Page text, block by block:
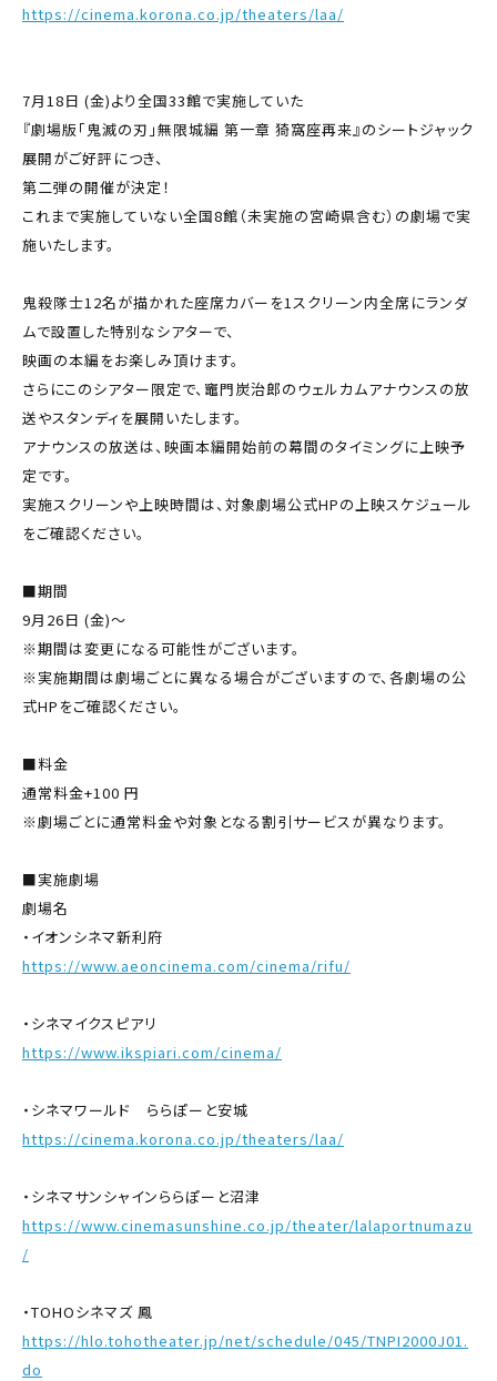
https://cinema.korona.co.jp/theaters/laa/
7月18日 (金)より全国33館で実施していた
『劇場版「鬼滅の刃」無限城編 第一章 猗窩座再来』のシートジャック
展開がご好評につき、
第二弾の開催が決定！
これまで実施していない全国8館（未実施の宮崎県含む）の劇場で実
施いたします。
鬼殺隊士12名が描かれた座席カバーを1スクリーン内全席にランダ
ムで設置した特別なシアターで、
映画の本編をお楽しみ頂けます。
さらにこのシアター限定で、竈門炭治郎のウェルカムアナウンスの放
送やスタンディを展開いたします。
アナウンスの放送は、映画本編開始前の幕間のタイミングに上映予
定です。
実施スクリーンや上映時間は、対象劇場公式HPの上映スケジュール
をご確認ください。
■期間
9月26日 (金)～
※期間は変更になる可能性がございます。
※実施期間は劇場ごとに異なる場合がございますので、各劇場の公
式HPをご確認ください。
■料金
通常料金+100 円
※劇場ごとに通常料金や対象となる割引サービスが異なります。
■実施劇場
劇場名
・イオンシネマ新利府
https://www.aeoncinema.com/cinema/rifu/
・シネマイクスピアリ
https://www.ikspiari.com/cinema/
・シネマワールド ららぽーと安城
https://cinema.korona.co.jp/theaters/laa/
・シネマサンシャインららぽーと沼津
https://www.cinemasunshine.co.jp/theater/lalaportnumazu
/
・TOHOシネマズ 鳳
https://hlo.tohotheater.jp/net/schedule/045/TNPI2000J01.
do